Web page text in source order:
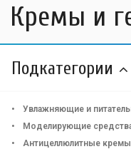
Кремы и
Подкатегории
Увлажняющие и
Моделирующие
Антицеллюлитные кремы